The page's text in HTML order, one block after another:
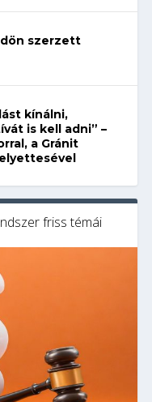
szerzett
kínálni,
is kell adni” –
a Gránit
friss témái